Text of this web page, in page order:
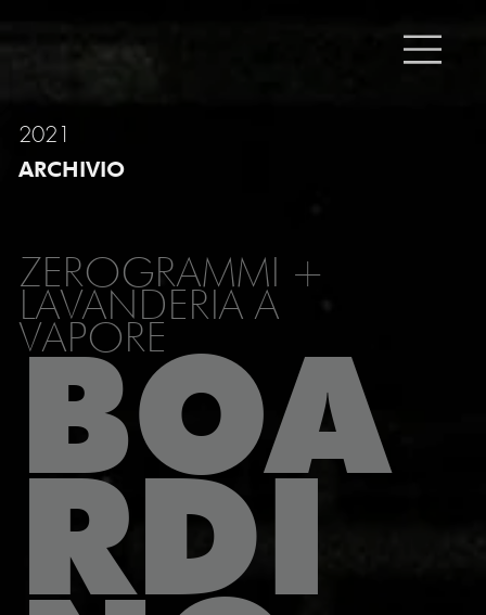
2021
ARCHIVIO
ZEROGRAMMI +
LAVANDERIA A
VAPORE
BOA
RDI